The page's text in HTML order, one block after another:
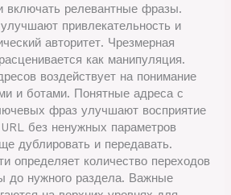
включать релевантные фразы.
привлекательность и
авторитет. Чрезмерная
как манипуляция.
воздействует на понимание
и ботами. Понятные адреса с
фраз улучшают восприятие
без ненужных параметров
дублировать и передавать.
определяет количество переходов
до нужного раздела. Важные